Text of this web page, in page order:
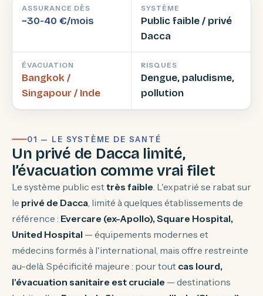
ASSURANCE DÈS
~30-40 €/mois
SYSTÈME
Public faible / privé
Dacca
ÉVACUATION
Bangkok /
Singapour / Inde
RISQUES
Dengue, paludisme,
pollution
01 — LE SYSTÈME DE SANTÉ
Un privé de Dacca limité,
l’évacuation comme vrai filet
Le système public esttrès faible. L'expatrié se rabat sur
le privé de Dacca, limité à quelques établissements de
référence : Evercare (ex-Apollo), Square Hospital,
United Hospital — équipements modernes et
médecins formés à l'international, mais offre restreinte
au-delà. Spécificité majeure : pour tout cas lourd,
l'évacuation sanitaire est cruciale — destinations